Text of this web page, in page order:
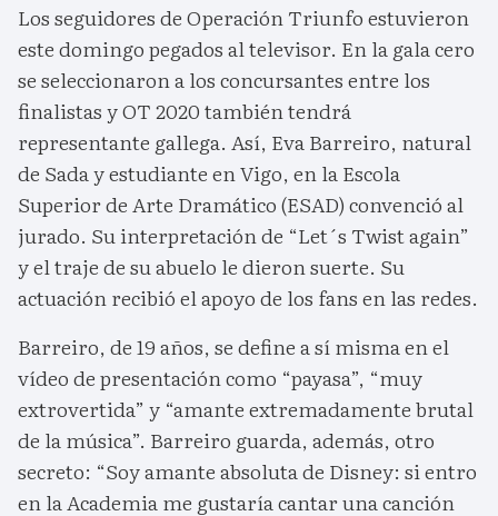
Los seguidores de Operación Triunfo estuvieron
este domingo pegados al televisor. En la gala cero
se seleccionaron a los concursantes entre los
finalistas y OT 2020 también tendrá
representante gallega. Así, Eva Barreiro, natural
de Sada y estudiante en Vigo, en la Escola
Superior de Arte Dramático (ESAD) convenció al
jurado. Su interpretación de “Let´s Twist again”
y el traje de su abuelo le dieron suerte. Su
actuación recibió el apoyo de los fans en las redes.
Barreiro, de 19 años, se define a sí misma en el
vídeo de presentación como “payasa”, “muy
extrovertida” y “amante extremadamente brutal
de la música”. Barreiro guarda, además, otro
secreto: “Soy amante absoluta de Disney: si entro
en la Academia me gustaría cantar una canción